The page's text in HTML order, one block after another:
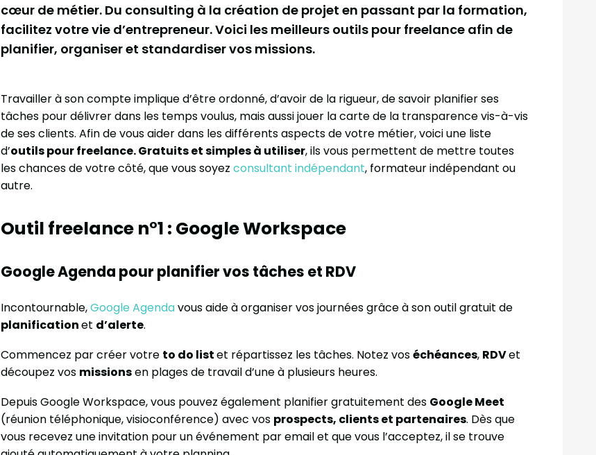
cœur de métier. Du consulting à la création de projet en passant par la formation,
facilitez votre vie d’entrepreneur. Voici les meilleurs outils pour freelance afin de
planifier, organiser et standardiser vos missions.
Travailler à son compte implique d’être ordonné, d’avoir de la rigueur, de savoir planifier ses
tâches pour délivrer dans les temps voulus, mais aussi jouer la carte de la transparence vis-à-vis
de ses clients. Afin de vous aider dans les différents aspects de votre métier, voici une liste
d’outils pour freelance. Gratuits et simples à utiliser, ils vous permettent de mettre toutes
les chances de votre côté, que vous soyez consultant indépendant, formateur indépendant ou
autre.
Outil freelance n°1 : Google Workspace
Google Agenda pour planifier vos tâches et RDV
Incontournable,Google Agendavous aide à organiser vos journées grâce à son outil gratuit de
planificationet d’alerte.
Commencez par créer votre to do listet répartissez les tâches. Notez voséchéances, RDVet
découpez vos missionsen plages de travail d’une à plusieurs heures.
Depuis Google Workspace, vous pouvez également planifier gratuitement des Google Meet
(réunion téléphonique, visioconférence) avec vos prospects, clients et partenaires. Dès que
vous recevez une invitation pour un événement par email et que vous l’acceptez, il se trouve